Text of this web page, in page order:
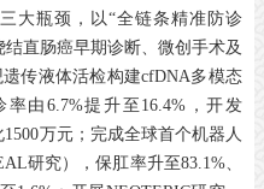
大瓶颈，以“全链条精准防诊
直肠癌早期诊断、微创手术及
传液体活检构建cfDNA多模态
由6.7%提升至16.4%，开发
万元；完成全球首个机器人
研究），保肛率升至83.1%、